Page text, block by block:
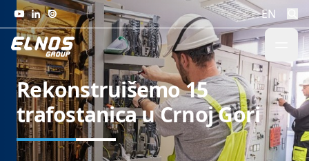
Skip to content EN
Rekonstruišemo 15
trafostanica u Crnoj Gori